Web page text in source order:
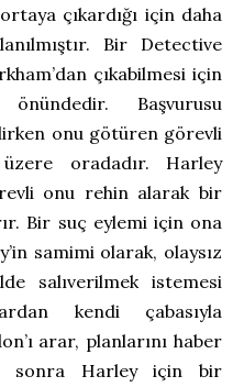
çıkardığı için daha
Bir Detective
çıkabilmesi için
Başvurusu
onu götüren görevli
üzere oradadır. Harley
onu rehin alarak bir
Bir suç eylemi için ona
samimi olarak, olaysız
salıverilmek istemesi
kendi çabasıyla
arar, planlarını haber
sonra Harley için bir